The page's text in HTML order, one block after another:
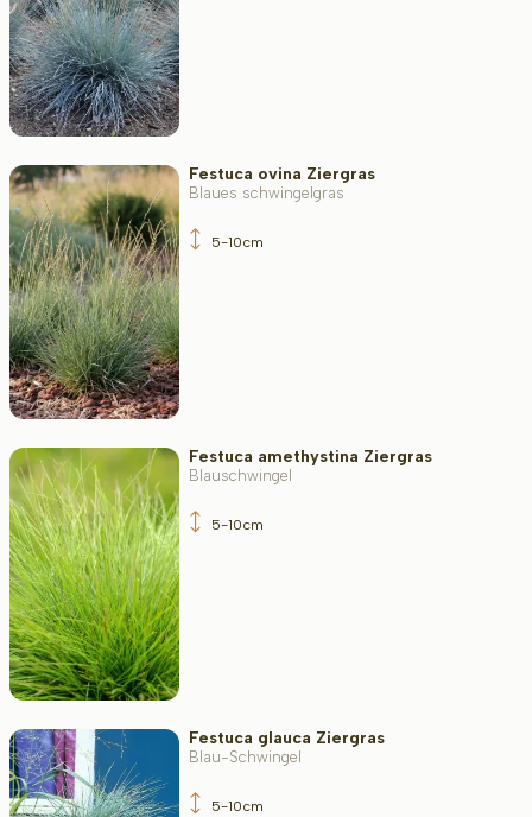
Festuca ovina Ziergras
Blaues schwingelgras
5-10cm
Festuca amethystina Ziergras
Blauschwingel
5-10cm
Festuca glauca Ziergras
Blau-Schwingel
5-10cm